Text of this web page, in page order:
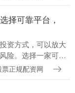
择可靠平台，
资方式，可以放大
险。选择一家可靠
以确保资金安全和
正规配资网